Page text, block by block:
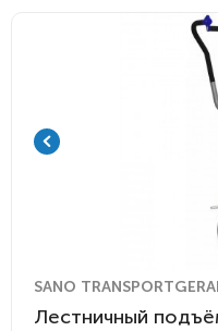
SANO
Лестничный